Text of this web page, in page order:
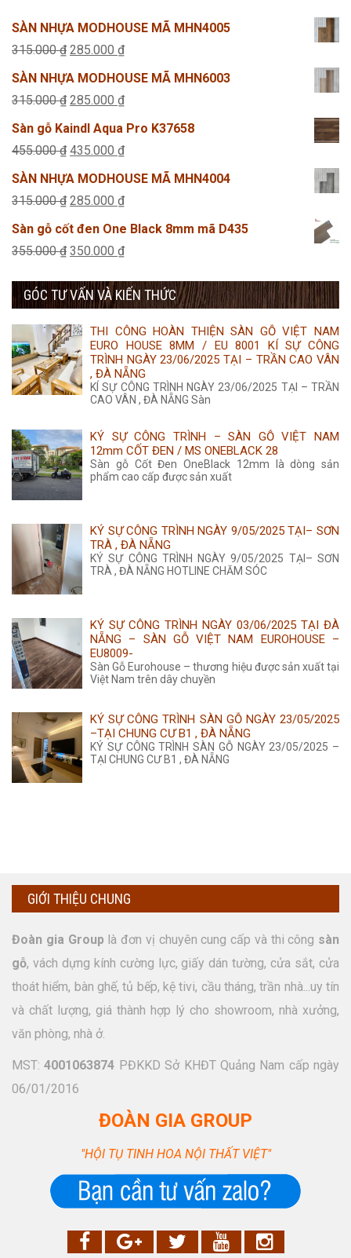
SÀN NHỰA MODHOUSE MÃ MHN4005
315.000₫ Giá
gốc
là:
285.000 ₫Giá
hiện
tại
285.000 ₫.
SÀN NHỰA MODHOUSE MÃ MHN6003
315.000₫ Giá
gốc
là:
285.000 ₫Giá
hiện
tại
285.000 ₫.
Sàn gỗ Kaindl Aqua Pro K37658
455.000₫ Giá
gốc
là:
435.000 ₫Giá
hiện
tại
435.000 ₫.
SÀN NHỰA MODHOUSE MÃ MHN4004
315.000₫ Giá
gốc
là:
285.000 ₫Giá
hiện
tại
285.000 ₫.
Sàn gỗ cốt đen One Black 8mm mã D435
355.000₫ Giá
là:
350.000 ₫Giá
tại
350.000 ₫.
GÓC TƯ VẤN VÀ KIẾN THỨC
THI CÔNG HOÀN THIỆN SÀN GỖ VIỆT NAM
EURO HOUSE 8MM / EU 8001 KÍ SỰ CÔNG
TRÌNH NGÀY 23/06/2025 TẠI – TRẦN CAO VÂN
, ĐÀ NẴNG
KÍ SỰ CÔNG TRÌNH NGÀY 23/06/2025 TẠI – TRẦN
CAO VÂN , ĐÀ NẴNG Sàn
KÝ SỰ CÔNG TRÌNH – SÀN GỖ VIỆT NAM
12mm CỐT ĐEN / MS ONEBLACK 28
Sàn gỗ Cốt Đen OneBlack 12mm là dòng sản
phẩm cao cấp được sản xuất
KÝ SỰ CÔNG TRÌNH NGÀY 9/05/2025 TẠI– SƠN
TRÀ , ĐÀ NẴNG
KÝ SỰ CÔNG TRÌNH NGÀY 9/05/2025 TẠI– SƠN
TRÀ , ĐÀ NẴNG HOTLINE CHĂM SÓC
KÝ SỰ CÔNG TRÌNH NGÀY 03/06/2025 TẠI ĐÀ
NẴNG – SÀN GỖ VIỆT NAM EUROHOUSE –
EU8009-
Sàn Gỗ Eurohouse – thương hiệu được sản xuất tại
Việt Nam trên dây chuyền
KÝ SỰ CÔNG TRÌNH SÀN GỖ NGÀY 23/05/2025
–TẠI CHUNG CƯ B1 , ĐÀ NẴNG
KÝ SỰ CÔNG TRÌNH SÀN GỖ NGÀY 23/05/2025 –
TẠI CHUNG CƯ B1 , ĐÀ NẴNG
GIỚI THIỆU CHUNG
Đoàn gia Group là đơn vị chuyên cung cấp và thi công sàn
gỗ, vách dựng kính cường lực, giấy dán tường, cửa sắt, cửa
thoát hiểm, bàn ghế, tủ bếp, kệ tivi, cầu tháng, trần nhà...uy tín
và chất lượng, giá thành hợp lý cho showroom, nhà xưởng,
văn phòng, nhà ở.
MST:4001063874 PĐKKD Sở KHĐT Quảng Nam cấp ngày
06/01/2016
ĐOÀN GIA GROUP
"HỘI TỤ TINH HOA NỘI THẤT VIỆT"